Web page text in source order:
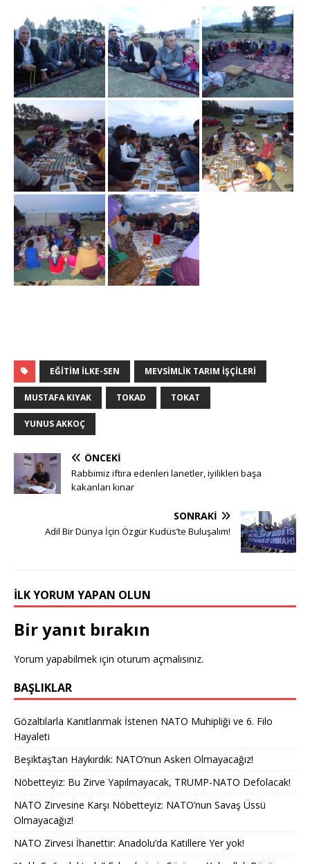
EĞITIM ILKE-SEN MEVSIMLIK TARIM IŞÇILERI
MUSTAFA KIYAK TOKAD TOKAT
YUNUS AKKOÇ
ÖNCEKI
Rabbimiz iftira edenleri lanetler, iyilikleri başa
kakanları kınar
SONRAKI
Adil Bir Dünya İçin Özgür Kudüs’te Buluşalım!
İLK YORUM YAPAN OLUN
Bir yanıt bırakın
Yorum yapabilmek için oturum açmalısınız.
BAŞLIKLAR
Gözaltılarla Kanıtlanmak İstenen NATO Muhipliği ve 6. Filo
Hayaleti
Beşiktaş’tan Haykırdık: NATO’nun Askeri Olmayacağız!
Nöbetteyiz: Bu Zirve Yapılmayacak, TRUMP-NATO Defolacak!
NATO Zirvesine Karşı Nöbetteyiz: NATO’nun Savaş Üssü
Olmayacağız!
NATO Zirvesi İhanettir: Anadolu’da Katillere Yer yok!